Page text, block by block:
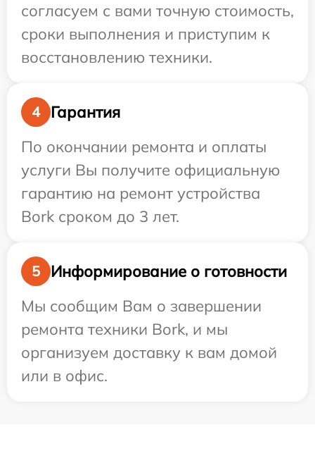
согласуем с вами точную стоимость,
сроки выполнения и приступим к
восстановлению техники.
4
Гарантия
По окончании ремонта и оплаты
услуги Вы получите официальную
гарантию на ремонт устройства
Bork сроком до 3 лет.
5
Информирование о готовности
Мы сообщим Вам о завершении
ремонта техники Bork, и мы
организуем доставку к вам домой
или в офис.